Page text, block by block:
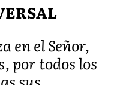
en el Señor,
por todos los